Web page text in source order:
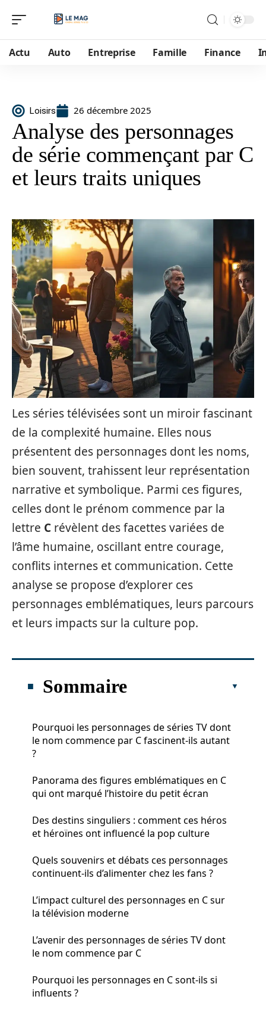
Actu Auto Entreprise Famille Finance
Loisirs 26 décembre 2025
Analyse des personnages
de série commençant par C
et leurs traits uniques
Les séries télévisées sont un miroir fascinant
de la complexité humaine. Elles nous
présentent des personnages dont les noms,
bien souvent, trahissent leur représentation
narrative et symbolique. Parmi ces figures,
celles dont le prénom commence par la
lettre C révèlent des facettes variées de
l’âme humaine, oscillant entre courage,
conflits internes et communication. Cette
analyse se propose d’explorer ces
personnages emblématiques, leurs parcours
et leurs impacts sur la culture pop.
Sommaire
Pourquoi les personnages de séries TV dont
le nom commence par C fascinent-ils autant
?
Panorama des figures emblématiques en C
qui ont marqué l’histoire du petit écran
Des destins singuliers : comment ces héros
et héroïnes ont influencé la pop culture
Quels souvenirs et débats ces personnages
continuent-ils d’alimenter chez les fans ?
L’impact culturel des personnages en C sur
la télévision moderne
L’avenir des personnages de séries TV dont
le nom commence par C
Pourquoi les personnages en C sont-ils si
influents ?